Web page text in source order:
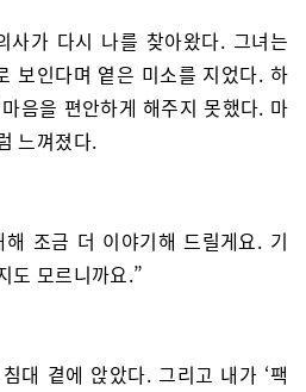
사가 다시 나를 찾아왔다. 그녀는
보인다며 옅은 미소를 지었다. 하
음을 편안하게 해주지 못했다. 마
느껴졌다.
조금 더 이야기해 드릴게요. 기
도 모르니까요.”
대 곁에 앉았다. 그리고 내가 ‘팩